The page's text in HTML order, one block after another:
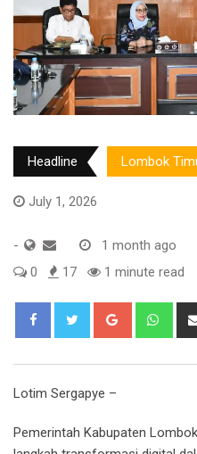
Headline Lombok
July 1, 2026
-
1 month ago
0
17 1 minute read
Google+
Lotim Sergapye –
Pemerintah Kabupaten